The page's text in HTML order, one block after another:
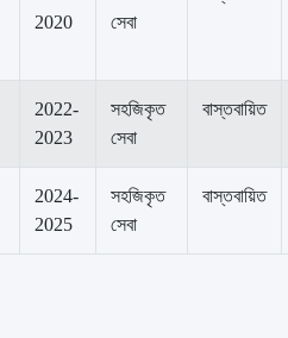
2020
সেবা
2022-
2023
সহজিকৃত
সেবা
বাস্তবায়িত
2024-
2025
সহজিকৃত
সেবা
বাস্তবায়িত